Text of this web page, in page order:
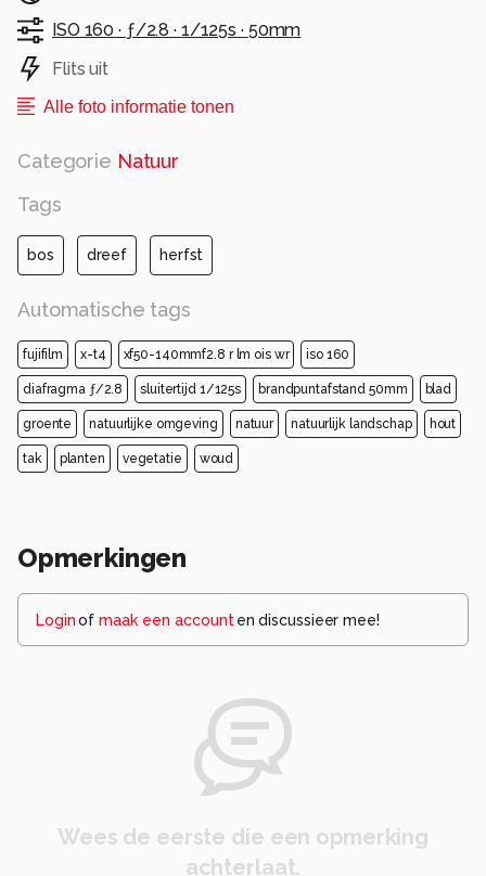
ISO 160 · ƒ/2.8 · 1/125s · 50mm
Flits uit
Alle foto informatie tonen
Categorie Natuur
Tags
bos dreef herfst
Automatische tags
fujifilm x-t4 xf50-140mmf2.8 r lm ois wr iso 160
diafragma ƒ/2.8 sluitertijd 1/125s brandpuntafstand 50mm blad
groente natuurlijke omgeving natuur natuurlijk landschap hout
tak planten vegetatie woud
Opmerkingen
Loginof maak een account en discussieer mee!
Wees de eerste die een opmerking
achterlaat.